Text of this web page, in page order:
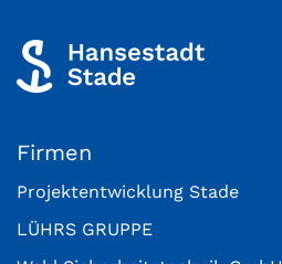
Firmen
Projektentwicklung Stade
LÜHRS GRUPPE